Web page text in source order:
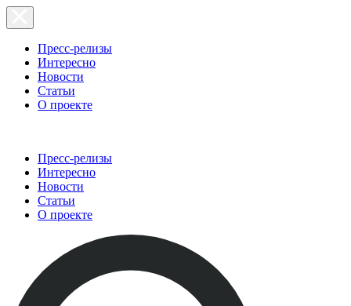
Пресс-релизы
Интересно
Новости
Статьи
О проекте
Пресс-релизы
Интересно
Новости
Статьи
О проекте